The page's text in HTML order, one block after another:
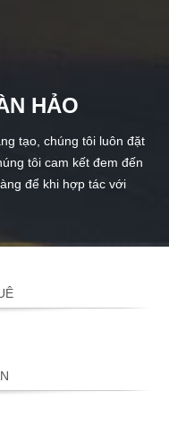
HẢO
tạo, chúng tôi luôn đặt
tôi cam kết đem đến
để khi hợp tác với